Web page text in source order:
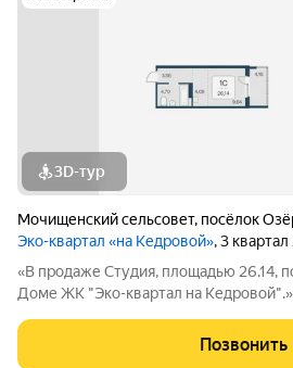
3D-тур
Мочищенский сельсовет, посёлок
Эко-квартал «на Кедровой», 3
«В продаже Студия, площадью 26.14,
Доме ЖК "Эко-квартал на
лесным массивом, всего в 12 минутах
масштабный проект
Позвонить